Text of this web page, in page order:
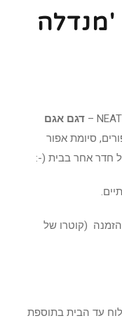
'מנדלה
דגם אגם
סיומת אפור
חדר אחר בבית (-:
(קוטרו של
עד הבית בתוספת